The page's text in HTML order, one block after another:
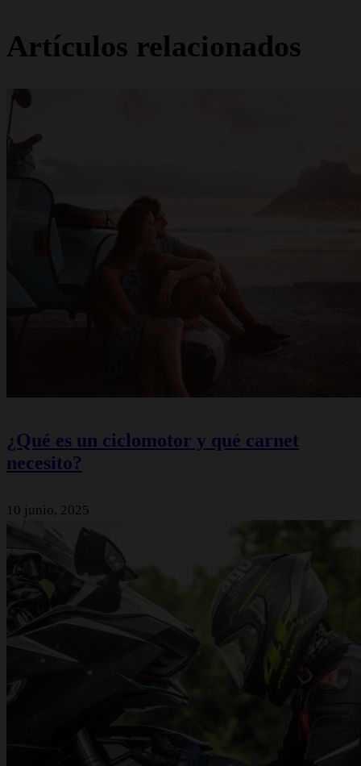
Artículos relacionados
¿Qué es un ciclomotor y qué carnet
necesito?
10 junio, 2025